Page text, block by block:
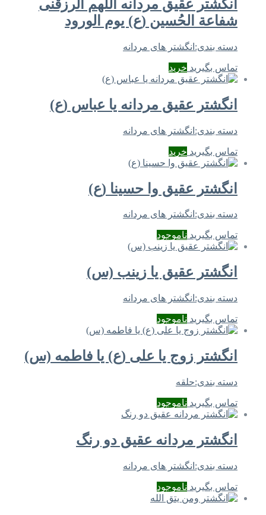
انگشتر عقیق مردانه اللهم الرزقنی
شفاعة الحُسين (ع) يوم الورود
دسته بندی: انگشتر های مردانه
تماس بگیرید خرید
انگشتر عقیق مردانه یا عباس (ع)
دسته بندی: انگشتر های مردانه
تماس بگیرید خرید
انگشتر عقیق وا حسینا (ع)
دسته بندی: انگشتر های مردانه
تماس بگیرید ناموجود
انگشتر عقیق یا زینب (س)
دسته بندی: انگشتر های مردانه
تماس بگیرید ناموجود
انگشتر زوج یا علی (ع) یا فاطمه (س)
دسته بندی:حلقه
تماس بگیرید ناموجود
انگشتر مردانه عقیق دو رنگ
دسته بندی: انگشتر های مردانه
تماس بگیرید ناموجود